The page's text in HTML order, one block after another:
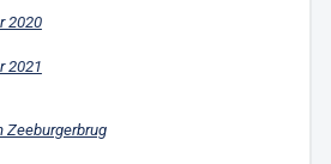
2020
2021
Zeeburgerbrug